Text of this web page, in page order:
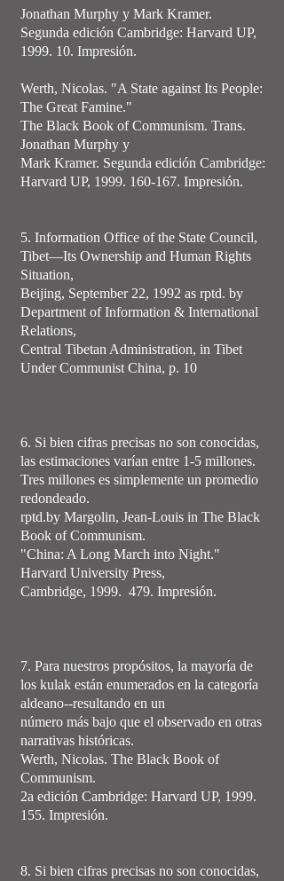
Jonathan Murphy y Mark Kramer.
Segunda edición Cambridge: Harvard UP,
1999. 10. Impresión.
Werth, Nicolas. "A State against Its People:
The Great Famine."
The Black Book of Communism. Trans.
Jonathan Murphy y
Mark Kramer. Segunda edición Cambridge:
Harvard UP, 1999. 160-167. Impresión.
5. Information Office of the State Council,
Tibet—Its Ownership and Human Rights
Situation,
Beijing, September 22, 1992 as rptd. by
Department of Information & International
Relations,
Central Tibetan Administration, in Tibet
Under Communist China, p. 10
6. Si bien cifras precisas no son conocidas,
las estimaciones varían entre 1-5 millones.
Tres millones es simplemente un promedio
redondeado.
rptd.by Margolin, Jean-Louis in The Black
Book of Communism.
"China: A Long March into Night."
Harvard University Press,
Cambridge, 1999. 479. Impresión.
7. Para nuestros propósitos, la mayoría de
los kulak están enumerados en la categoría
aldeano--resultando en un
número más bajo que el observado en otras
narrativas históricas.
Werth, Nicolas. The Black Book of
Communism.
2a edición Cambridge: Harvard UP, 1999.
155. Impresión.
8. Si bien cifras precisas no son conocidas,